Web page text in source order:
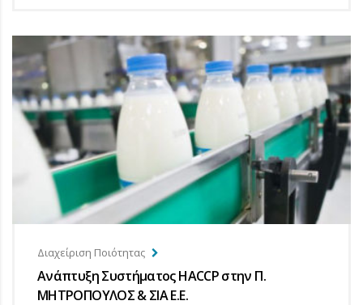
Διαχείριση Ποιότητας
Ανάπτυξη Συστήματος HACCP στην Π.
ΜΗΤΡΟΠΟΥΛΟΣ & ΣΙΑ Ε.Ε.